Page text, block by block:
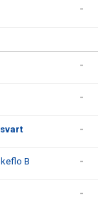
-
-
-
-
B -
-